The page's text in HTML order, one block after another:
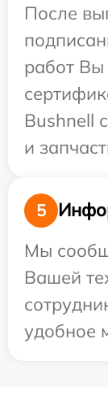
После
работ
Bushnell
и
5
Мы
Вашей
удобное